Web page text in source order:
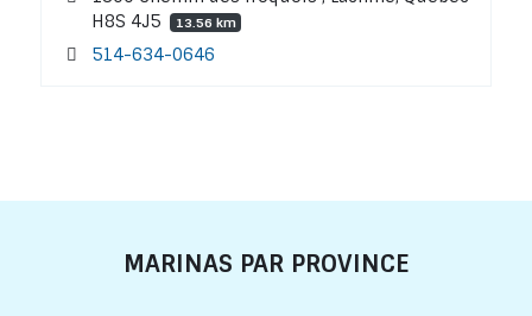
H8S 4J5
13.56 km
514-634-0646
MARINAS PAR PROVINCE